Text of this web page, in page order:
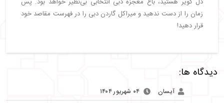
زمان را از دست ندهید و میراکل گاردن دبی را در فهرست مقاصد خود
قرار دهید!
دیدگاه ها:
آیسان ۰۴ شهریور ۱۴۰۴